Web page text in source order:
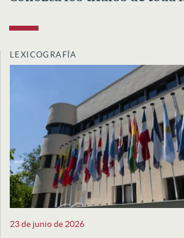
LEXICOGRAFÍA
23 de junio de 2026